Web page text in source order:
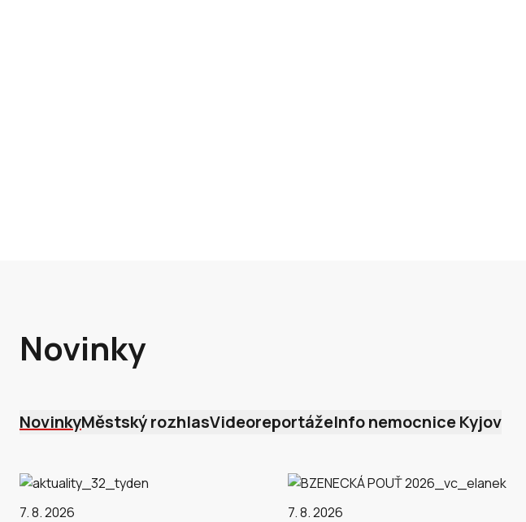
Novinky
NovinkyMěstský rozhlasVideoreportážeInfo nemocnice Kyjov
7. 8. 2026 7. 8. 2026